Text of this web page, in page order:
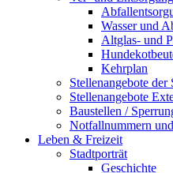
Wasser und
Altglas- und
Kehrplan
Stellenangebote
Stellenangebote
Baustellen /
Notfallnummern
Leben & Freizeit
Stadtporträt
Geschichte